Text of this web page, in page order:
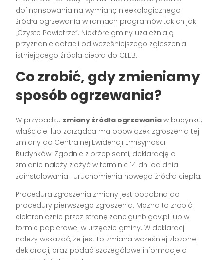
dofinansowania na wymianę nieekologicznego
źródła ogrzewania w ramach programów takich jak
„Czyste Powietrze”. Niektóre gminy uzależniają
przyznanie dotacji od wcześniejszego zgłoszenia
istniejącego źródła ciepła do CEEB.
Co zrobić, gdy zmieniamy
sposób ogrzewania?
W przypadku zmiany źródła ogrzewania w budynku,
właściciel lub zarządca ma obowiązek zgłoszenia tej
zmiany do Centralnej Ewidencji Emisyjności
Budynków. Zgodnie z przepisami, deklarację o
zmianie należy złożyć w terminie 14 dni od dnia
zainstalowania i uruchomienia nowego źródła ciepła.
Procedura zgłoszenia zmiany jest podobna do
procedury pierwszego zgłoszenia. Można to zrobić
elektronicznie przez stronę zone.gunb.gov.pl lub w
formie papierowej w urzędzie gminy. W deklaracji
należy wskazać, że jest to zmiana wcześniej złożonej
deklaracji, oraz podać szczegółowe informacje o